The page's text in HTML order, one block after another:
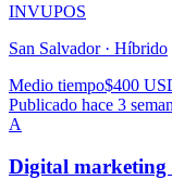
INVUPOS
San Salvador · Híbrido
Medio tiempo$400
Publicado hace 3
A
Digital marketing